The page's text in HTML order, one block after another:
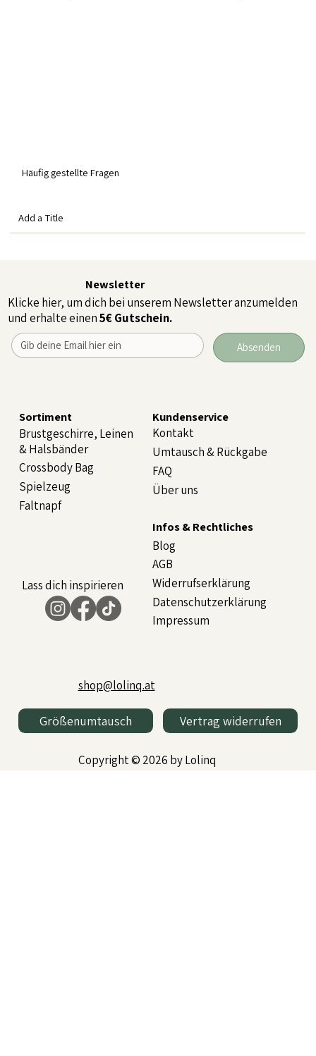
Häufig gestellte Fragen
Add a Title
Sortiment
Brustgeschirre, Leinen
& Halsbänder
Crossbody Bag
Spielzeug
Faltnapf
Kundenservice
Kontakt
Über uns
Umtausch & Rückgabe
FAQ
Newsletter
Klicke hier, um dich bei unserem Newsletter anzumelden
und erhalte einen5€ Gutschein.
Absenden
shop@lolinq.at
Größenumtausch Vertrag widerrufen
Copyright © 2026 by Lolinq
Infos & Rechtliches
Blog
AGB
Widerrufserklärung
Datenschutzerklärung
Impressum
Lass dich inspirieren